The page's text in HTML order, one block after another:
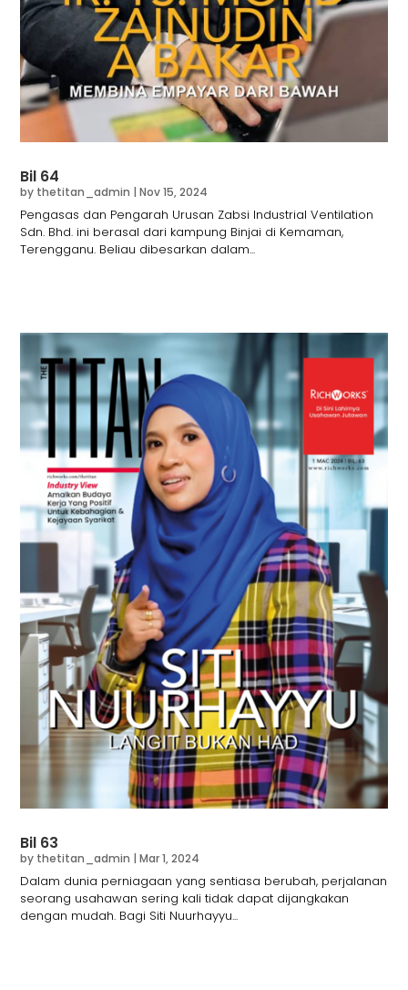
Bil 64
by thetitan_admin |Nov 15, 2024
Pengasas dan Pengarah Urusan Zabsi Industrial Ventilation
Sdn. Bhd. ini berasal dari kampung Binjai di Kemaman,
Terengganu. Beliau dibesarkan dalam...
Bil 63
by thetitan_admin |Mar 1, 2024
Dalam dunia perniagaan yang sentiasa berubah, perjalanan
seorang usahawan sering kali tidak dapat dijangkakan
dengan mudah. Bagi Siti Nuurhayyu...